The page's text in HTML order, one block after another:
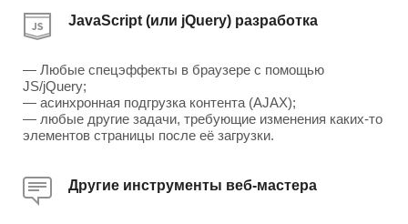
— Любые спецэффекты в браузере с помощью
JS/jQuery;
— асинхронная подгрузка контента (AJAX);
— любые другие задачи, требующие изменения каких-то